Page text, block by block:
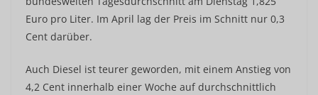
Euro pro Liter. Im April lag der Preis im Schnitt nur 0,3
Cent darüber.
Auch Diesel ist teurer geworden, mit einem Anstieg von
4,2 Cent innerhalb einer Woche auf durchschnittlich